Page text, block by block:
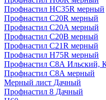
Профнастил HC35R мерный
Профнастил С20R мерный
Профнастил С20А мерный
Профнастил С20В мерный
Профнастил С21R мерный
Профнастил Н75R мерный
Профнастил С8А Ильский,
Профнастил С8А мерный
Мерный лист Дачный
Профнастил 8 Дачный